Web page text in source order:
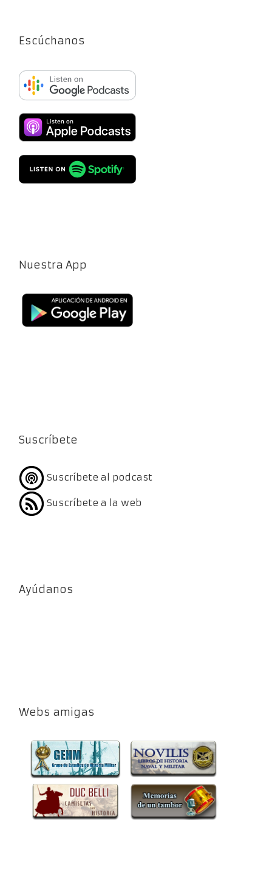
Escúchanos
Nuestra App
Suscríbete
Suscríbete al podcast
Suscríbete a la web
Ayúdanos
Webs amigas